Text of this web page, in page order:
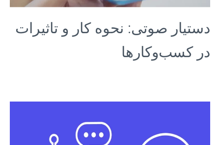
دستیار صوتی: نحوه کار و تاثیرات
در کسب‌وکارها